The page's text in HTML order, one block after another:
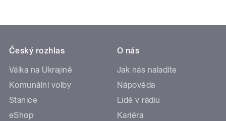
Český rozhlas
Válka na Ukrajině
Komunální volby
Stanice
eShop
O nás
Jak nás naladíte
Nápověda
Lidé v rádiu
Kariéra